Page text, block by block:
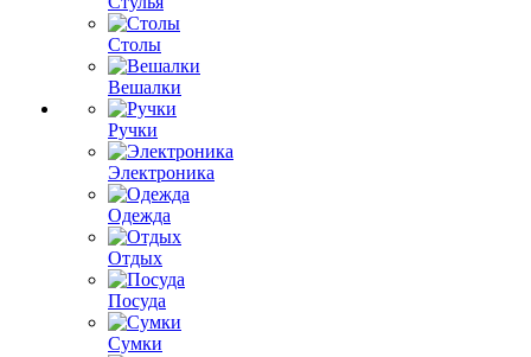
Столы
Вешалки
Ручки
Электроника
Одежда
Отдых
Посуда
Сумки